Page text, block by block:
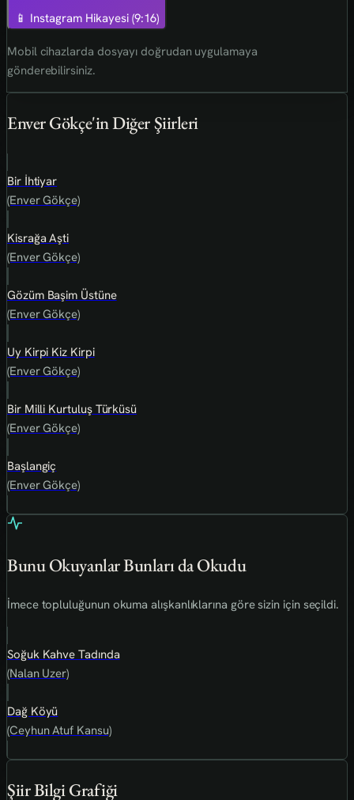
📱 Instagram Hikayesi (9:16)
Mobil cihazlarda dosyayı doğrudan uygulamaya
gönderebilirsiniz.
Enver Gökçe'in Diğer Şiirleri
Bir İhtiyar
(Enver Gökçe)
Kisrağa Aşti
(Enver Gökçe)
Gözüm Başim Üstüne
(Enver Gökçe)
Uy Kirpi Kiz Kirpi
(Enver Gökçe)
Bir Milli Kurtuluş Türküsü
(Enver Gökçe)
Başlangiç
(Enver Gökçe)
Bunu Okuyanlar Bunları da Okudu
İmece topluluğunun okuma alışkanlıklarına göre sizin için seçildi.
Soğuk Kahve Tadında
(Nalan Uzer)
Dağ Köyü
(Ceyhun Atuf Kansu)
Şiir Bilgi Grafiği